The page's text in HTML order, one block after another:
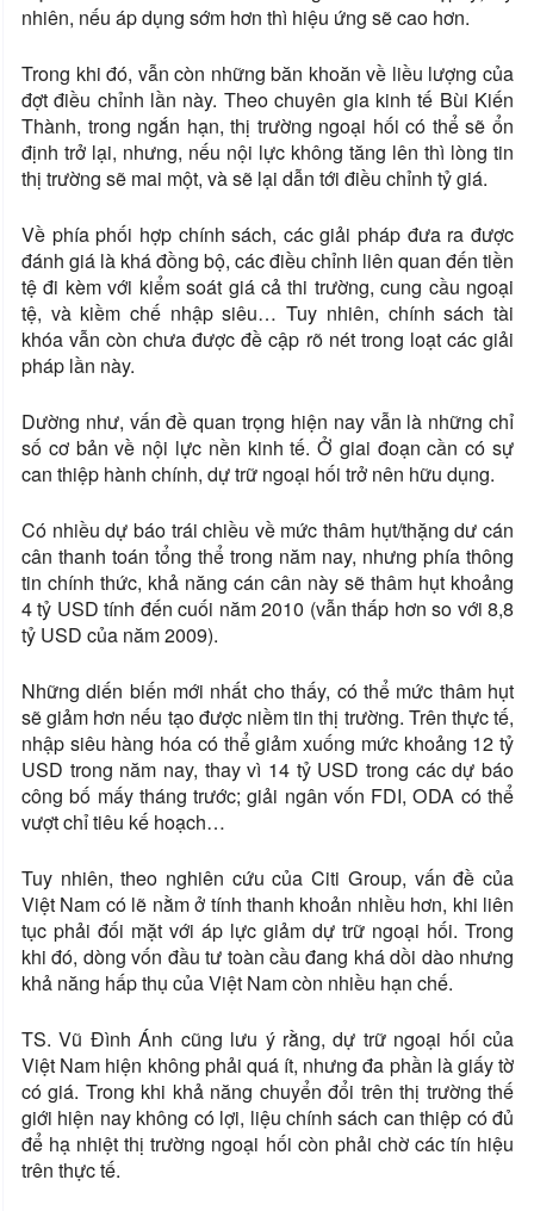
nhiên, nếu áp dụng sớm hơn thì hiệu ứng sẽ cao hơn.
Trong khi đó, vẫn còn những băn khoăn về liều lượng của
đợt điều chỉnh lần này. Theo chuyên gia kinh tế Bùi Kiến
Thành, trong ngắn hạn, thị trường ngoại hối có thể sẽ ổn
định trở lại, nhưng, nếu nội lực không tăng lên thì lòng tin
thị trường sẽ mai một, và sẽ lại dẫn tới điều chỉnh tỷ giá.
Về phía phối hợp chính sách, các giải pháp đưa ra được
đánh giá là khá đồng bộ, các điều chỉnh liên quan đến tiền
tệ đi kèm với kiểm soát giá cả thi trường, cung cầu ngoại
tệ, và kiềm chế nhập siêu… Tuy nhiên, chính sách tài
khóa vẫn còn chưa được đề cập rõ nét trong loạt các giải
pháp lần này.
Dường như, vấn đề quan trọng hiện nay vẫn là những chỉ
số cơ bản về nội lực nền kinh tế. Ở giai đoạn cần có sự
can thiệp hành chính, dự trữ ngoại hối trở nên hữu dụng.
Có nhiều dự báo trái chiều về mức thâm hụt/thặng dư cán
cân thanh toán tổng thể trong năm nay, nhưng phía thông
tin chính thức, khả năng cán cân này sẽ thâm hụt khoảng
4 tỷ USD tính đến cuối năm 2010 (vẫn thấp hơn so với 8,8
tỷ USD của năm 2009).
Những diến biến mới nhất cho thấy, có thể mức thâm hụt
sẽ giảm hơn nếu tạo được niềm tin thị trường. Trên thực tế,
nhập siêu hàng hóa có thể giảm xuống mức khoảng 12 tỷ
USD trong năm nay, thay vì 14 tỷ USD trong các dự báo
công bố mấy tháng trước; giải ngân vốn FDI, ODA có thể
vượt chỉ tiêu kế hoạch…
Tuy nhiên, theo nghiên cứu của Citi Group, vấn đề của
Việt Nam có lẽ nằm ở tính thanh khoản nhiều hơn, khi liên
tục phải đối mặt với áp lực giảm dự trữ ngoại hối. Trong
khi đó, dòng vốn đầu tư toàn cầu đang khá dồi dào nhưng
khả năng hấp thụ của Việt Nam còn nhiều hạn chế.
TS. Vũ Đình Ánh cũng lưu ý rằng, dự trữ ngoại hối của
Việt Nam hiện không phải quá ít, nhưng đa phần là giấy tờ
có giá. Trong khi khả năng chuyển đổi trên thị trường thế
giới hiện nay không có lợi, liệu chính sách can thiệp có đủ
để hạ nhiệt thị trường ngoại hối còn phải chờ các tín hiệu
trên thực tế.